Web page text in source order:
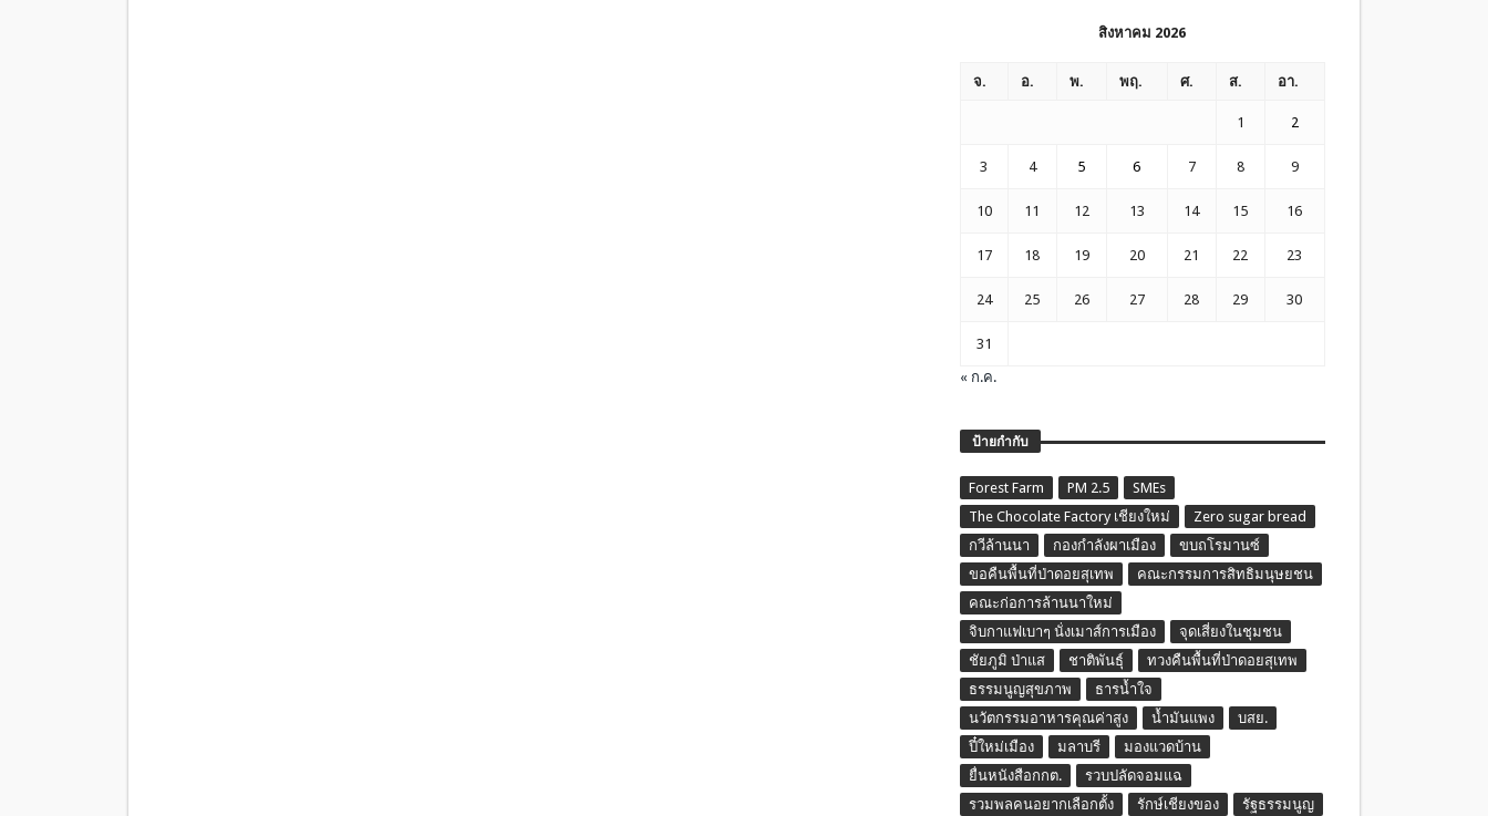
สิงหาคม 2026
จ. อ. พ. พฤ. ศ. ส. อา.
1 2
3 4 5 6 7 8 9
10 11 12 13 14 15 16
17 18 19 20 21 22 23
24 25 26 27 28 29 30
31
« ก.ค.
ป้ายกำกับ
Forest Farm PM 2.5
SMEs
The Chocolate Factory เชียงใหม่
Zero sugar bread
กวีล้านนา
กองกำลังผาเมือง
ขบถโรมานซ์
ขอคืนพื้นที่ป่าดอยสุเทพ
คณะกรรมการสิทธิมนุษยชน
คณะก่อการล้านนาใหม่
จิบกาแฟเบาๆ นั่งเมาส์การเมือง
จุดเสี่ยงในชุมชน
ชัยภูมิ ป่าแส
ชาติพันธุ์
ทวงคืนพื้นที่ป่าดอยสุเทพ
ธรรมนูญสุขภาพ
ธารน้ำใจ
นวัตกรรมอาหารคุณค่าสูง
น้ำมันแพง
บสย.
ปี๋ใหม่เมือง
มลาบรี
มองแวดบ้าน
ยื่นหนังสือกกต.
รวบปลัดจอมแฉ
รวมพลคนอยากเลือกตั้ง
รักษ์เชียงของ รัฐธรรมนูญ